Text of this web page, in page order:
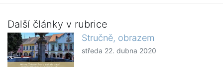
Další články v rubrice
Stručně, obrazem
středa 22. dubna 2020